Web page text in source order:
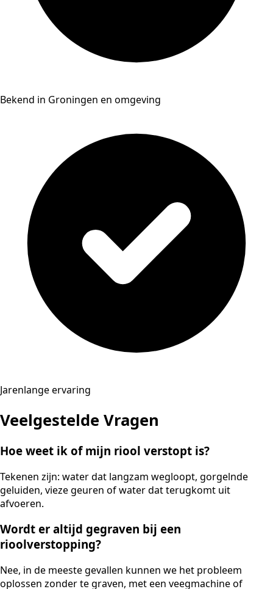
Bekend in Groningen en omgeving
Jarenlange ervaring
Veelgestelde Vragen
Hoe weet ik of mijn riool verstopt is?
Tekenen zijn: water dat langzam wegloopt, gorgelnde
geluiden, vieze geuren of water dat terugkomt uit
afvoeren.
Wordt er altijd gegraven bij een
rioolverstopping?
Nee, in de meeste gevallen kunnen we het probleem
oplossen zonder te graven, met een veegmachine of